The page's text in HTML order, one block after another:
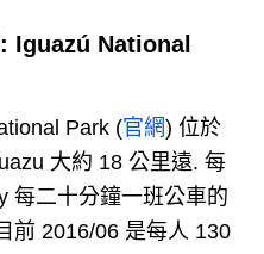
Iguazú National
Park (官網) 位於
大約 18 公里遠. 每
每二十分鐘一班公車的
前 2016/06 是每人 130